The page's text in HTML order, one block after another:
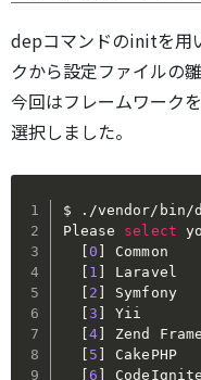
depコマンドのinitを用
クから設定ファイルの
今回はフレームワーク
選択しました。
$ ./vendor/bin/
Please select
[0 ]
Common
[ 1 ]
Laravel
[ 2 ]
Symfony
[3 ]
Yii
[4]
Zend
[ 5 ]
CakePHP
[6 ]